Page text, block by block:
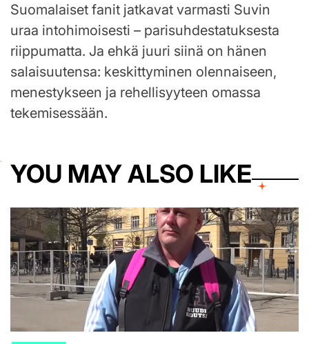
Suomalaiset fanit jatkavat varmasti Suvin
uraa intohimoisesti – parisuhdestatuksesta
riippumatta. Ja ehkä juuri siinä on hänen
salaisuutensa: keskittyminen olennaiseen,
menestykseen ja rehellisyyteen omassa
tekemisessään.
YOU MAY ALSO LIKE